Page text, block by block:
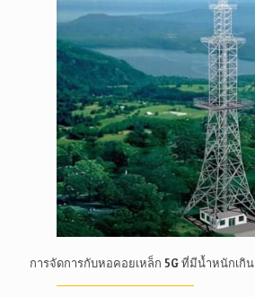
การจัดการกับหอคอยเหล็ก 5G ที่มีน้ำหนักเกิน